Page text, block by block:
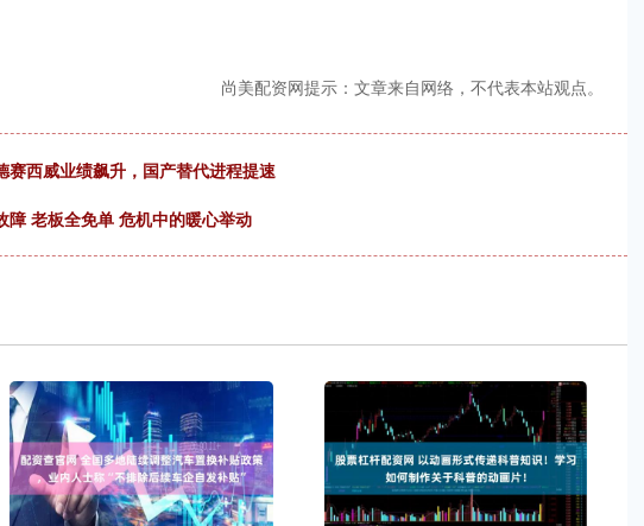
尚美配资网提示：文章来自网络，不代表本站观点。
西威业绩飙升，国产替代进程提速
老板全免单 危机中的暖心举动